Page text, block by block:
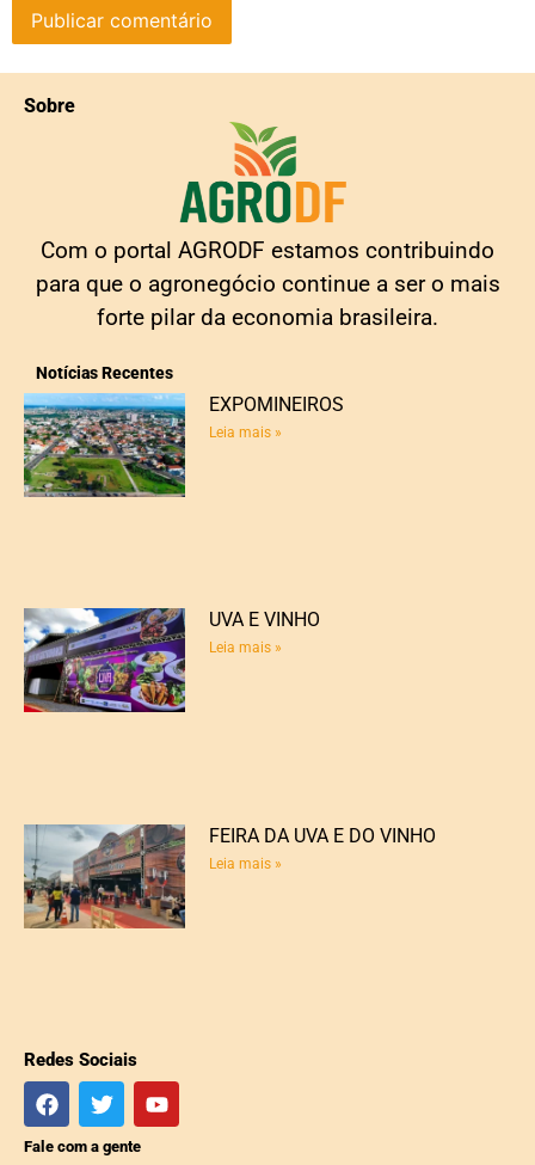
Sobre
Com o portal AGRODF estamos contribuindo
para que o agronegócio continue a ser o mais
forte pilar da economia brasileira.
Notícias Recentes
EXPOMINEIROS
Leia mais »
UVA E VINHO
Leia mais »
FEIRA DA UVA E DO VINHO
Leia mais »
Redes Sociais
Fale com a gente